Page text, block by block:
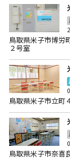
鳥取県米子市博
２号室
鳥取県米子市立町
鳥取県米子市奈喜